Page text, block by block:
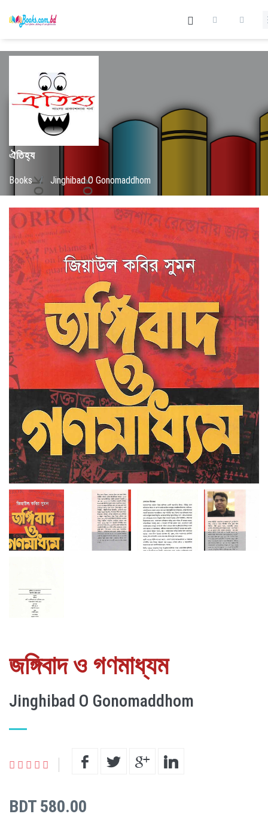
ঐতিহ্য
Books / Jinghibad O Gonomaddhom
জঙ্গিবাদ ও গণমাধ্যম
Jinghibad O Gonomaddhom
BDT 580.00